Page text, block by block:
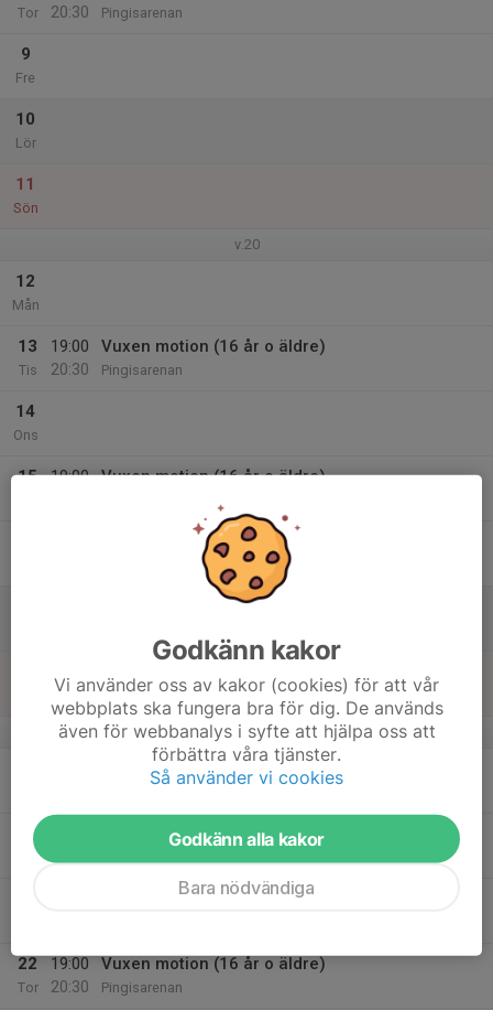
Tor
20:30
Pingisarenan
9
Fre
10
Lör
11
Sön
v.20
12
Mån
13
Tis
19:00
20:30
Vuxen motion (16 år o äldre)
Pingisarenan
14
Ons
15
19:00
Vuxen motion (16 år o äldre)
v.21
20
Tis
Vuxen motion (16 år o äldre)
22
Tor
19:00
20:30
Vuxen motion (16 år o äldre)
Pingisarenan
Godkänn kakor
Vi använder oss av kakor (cookies) för att vår
webbplats ska fungera bra för dig. De används
även för webbanalys i syfte att hjälpa oss att
förbättra våra tjänster.
Så använder vi cookies
Godkänn alla kakor
Bara nödvändiga